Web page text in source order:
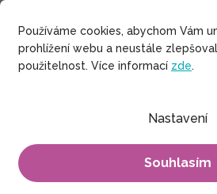
Používáme cookies, abychom Vám
prohlížení webu a neustále
použitelnost. Více informací zde.
Nastavení
Souhlasím
Prvotřídní materiály
Kvalitní tisk co vydrží a prvotřídní
Doprava objednávek nad 2000 Kč
Odesíláme obratem
Skladem u nás znamená opravdu